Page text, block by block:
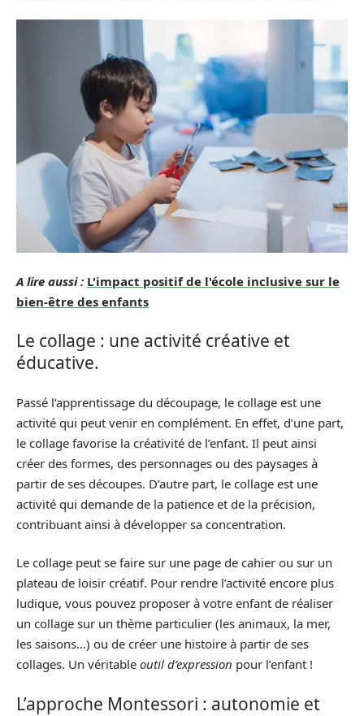
A lire aussi : L'impact positif de l'école inclusive sur le
bien-être des enfants
Le collage : une activité créative et
éducative.
Passé l’apprentissage du découpage, le collage est une
activité qui peut venir en complément. En effet, d’une part,
le collage favorise la créativité de l’enfant. Il peut ainsi
créer des formes, des personnages ou des paysages à
partir de ses découpes. D’autre part, le collage est une
activité qui demande de la patience et de la précision,
contribuant ainsi à développer sa concentration.
Le collage peut se faire sur une page de cahier ou sur un
plateau de loisir créatif. Pour rendre l’activité encore plus
ludique, vous pouvez proposer à votre enfant de réaliser
un collage sur un thème particulier (les animaux, la mer,
les saisons…) ou de créer une histoire à partir de ses
collages. Un véritable outil d’expression pour l’enfant !
L’approche Montessori : autonomie et